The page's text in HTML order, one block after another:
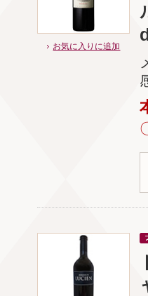
お気に入りに追加